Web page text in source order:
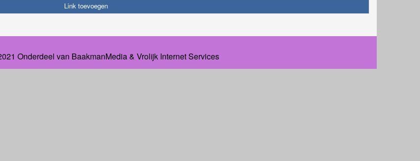
Link toevoegen
Onderdeel van BaakmanMedia& Vrolijk Internet Services